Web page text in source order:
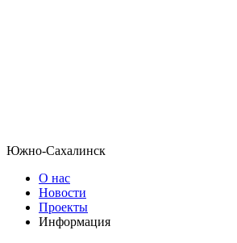
Южно-Сахалинск
О нас
Новости
Проекты
Информация